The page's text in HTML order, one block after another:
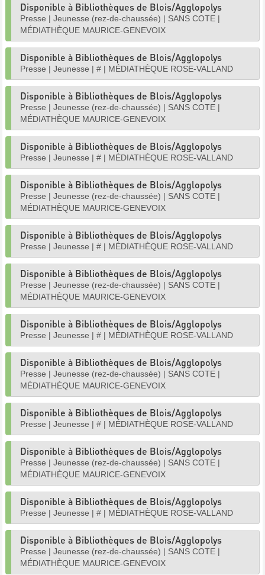
Disponible à Bibliothèques de Blois/Agglopolys
Presse | Jeunesse (rez-de-chaussée) | SANS COTE |
MÉDIATHÈQUE MAURICE-GENEVOIX
Disponible à Bibliothèques de Blois/Agglopolys
Presse | Jeunesse | # | MÉDIATHÈQUE ROSE-VALLAND
Disponible à Bibliothèques de Blois/Agglopolys
Presse | Jeunesse (rez-de-chaussée) | SANS COTE |
MÉDIATHÈQUE MAURICE-GENEVOIX
Disponible à Bibliothèques de Blois/Agglopolys
Presse | Jeunesse | # | MÉDIATHÈQUE ROSE-VALLAND
Disponible à Bibliothèques de Blois/Agglopolys
Presse | Jeunesse (rez-de-chaussée) | SANS COTE |
MÉDIATHÈQUE MAURICE-GENEVOIX
Disponible à Bibliothèques de Blois/Agglopolys
Presse | Jeunesse | # | MÉDIATHÈQUE ROSE-VALLAND
Disponible à Bibliothèques de Blois/Agglopolys
Presse | Jeunesse (rez-de-chaussée) | SANS COTE |
MÉDIATHÈQUE MAURICE-GENEVOIX
Disponible à Bibliothèques de Blois/Agglopolys
Presse | Jeunesse | # | MÉDIATHÈQUE ROSE-VALLAND
Disponible à Bibliothèques de Blois/Agglopolys
Presse | Jeunesse (rez-de-chaussée) | SANS COTE |
MÉDIATHÈQUE MAURICE-GENEVOIX
Disponible à Bibliothèques de Blois/Agglopolys
Presse | Jeunesse | # | MÉDIATHÈQUE ROSE-VALLAND
Disponible à Bibliothèques de Blois/Agglopolys
Presse | Jeunesse (rez-de-chaussée) | SANS COTE |
MÉDIATHÈQUE MAURICE-GENEVOIX
Disponible à Bibliothèques de Blois/Agglopolys
Presse | Jeunesse | # | MÉDIATHÈQUE ROSE-VALLAND
Disponible à Bibliothèques de Blois/Agglopolys
Presse | Jeunesse (rez-de-chaussée) | SANS COTE |
MÉDIATHÈQUE MAURICE-GENEVOIX